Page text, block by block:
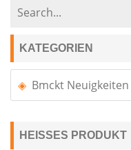
KATEGORIEN
Bmckt Neuigkeiten
HEISSES PRODUKT